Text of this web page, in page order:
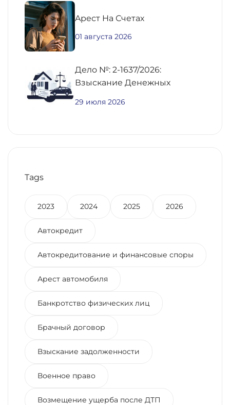
Aрест На Счетах
01 августа 2026
Дело №: 2-1637/2026:
Взыскание Денежных
29 июля 2026
Tags
2023 2024 2025 2026
Автокредит
Автокредитование и финансовые споры
Арест автомобиля
Банкротство физических лиц
Брачный договор
Взыскание задолженности
Военное право
Возмещение ущерба после ДТП